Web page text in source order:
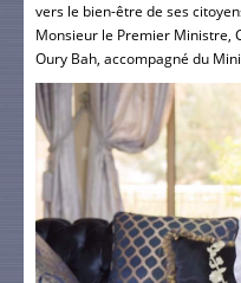
vers le bien-être de ses
Monsieur le Premier Ministre,
Oury Bah, accompagné du